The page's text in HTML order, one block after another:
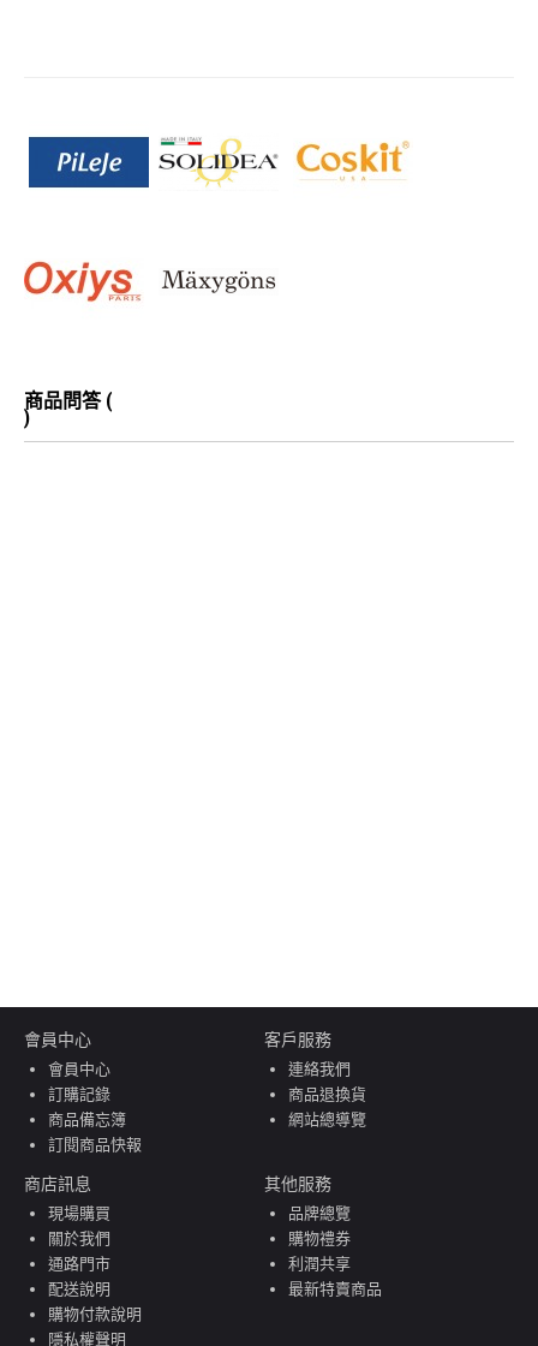
商品問答 (
)
會員中心
會員中心
訂購記錄
商品備忘簿
訂閱商品快報
客戶服務
連絡我們
商品退換貨
網站總導覽
商店訊息
現場購買
關於我們
通路門市
配送說明
購物付款說明
隱私權聲明
其他服務
品牌總覽
購物禮券
利潤共享
最新特賣商品